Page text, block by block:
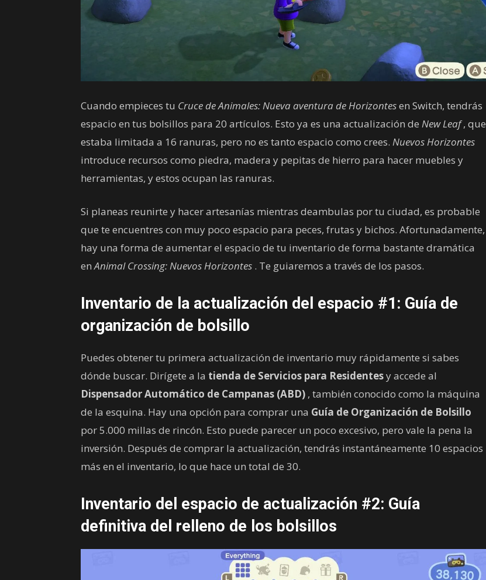
Cuando empieces tu Cruce de Animales: Nueva aventura de Horizontesen Switch, tendrás
espacio en tus bolsillos para 20 artículos. Esto ya es una actualización de New Leaf, que
estaba limitada a 16 ranuras, pero no es tanto espacio como crees. Nuevos Horizontes
introduce recursos como piedra, madera y pepitas de hierro para hacer muebles y
herramientas, y estos ocupan las ranuras.
Si planeas reunirte y hacer artesanías mientras deambulas por tu ciudad, es probable
que te encuentres con muy poco espacio para peces, frutas y bichos. Afortunadamente,
hay una forma de aumentar el espacio de tu inventario de forma bastante dramática
enAnimal Crossing: Nuevos Horizontes . Te guiaremos a través de los pasos.
Inventario de la actualización del espacio #1: Guía de
organización de bolsillo
Puedes obtener tu primera actualización de inventario muy rápidamente si sabes
dónde buscar. Dirígete a la tienda de Servicios para Residentesy accede al
Dispensador Automático de Campanas (ABD) , también conocido como la máquina
de la esquina. Hay una opción para comprar una Guía de Organización de Bolsillo
por 5.000 millas de rincón. Esto puede parecer un poco excesivo, pero vale la pena la
inversión. Después de comprar la actualización, tendrás instantáneamente 10 espacios
más en el inventario, lo que hace un total de 30.
Inventario del espacio de actualización #2: Guía
definitiva del relleno de los bolsillos